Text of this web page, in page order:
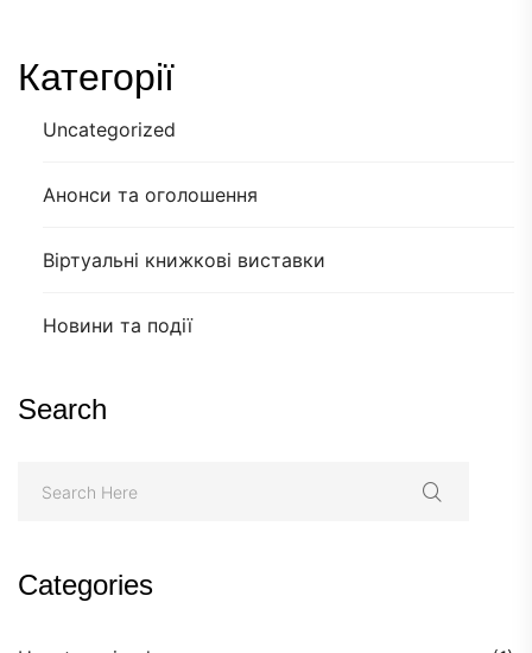
Категорії
Uncategorized
Анонси та оголошення
Віртуальні книжкові виставки
Новини та події
Search
Categories